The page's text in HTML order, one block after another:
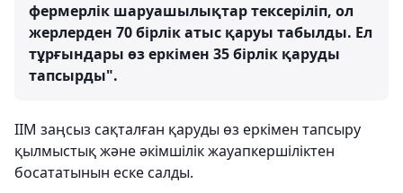
фермерлік шаруашылықтар тексеріліп, ол
жерлерден 70 бірлік атыс қаруы табылды. Ел
тұрғындары өз еркімен 35 бірлік қаруды
тапсырды".
ІІМ заңсыз сақталған қаруды өз еркімен тапсыру
қылмыстық және әкімшілік жауапкершіліктен
босататынын еске салды.